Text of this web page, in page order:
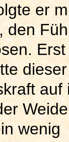
er
den
auf
wenig